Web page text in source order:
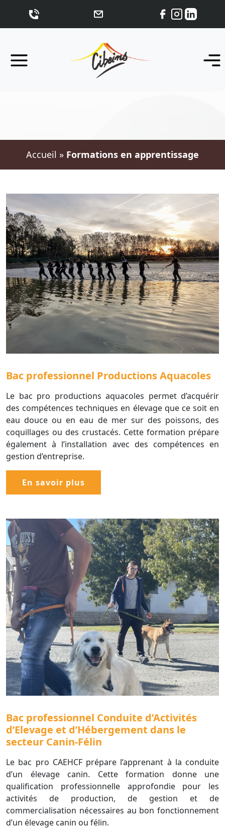
Accueil » Formations en apprentissage
Bac professionnel Productions Aquacoles
Le bac pro productions aquacoles permet d’acquérir
des compétences techniques en élevage que ce soit en
eau douce ou en eau de mer sur des poissons, des
coquillages ou des crustacés. Cette formation prépare
également à l’installation avec des compétences en
gestion d’entreprise.
En savoir plus
Bac professionnel Conduite d’Activités
d’Elevage et d’Hébergement dans le
secteur Canin-Félin
Le bac pro CAEHCF prépare l’apprenant à la conduite
d’un élevage canin. Cette formation donne une
qualification professionnelle approfondie pour les
activités de production, de gestion et de
commercialisation nécessaires au bon fonctionnement
d’un élevage canin ou félin.